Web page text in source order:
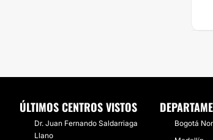
ÚLTIMOS CENTROS VISTOS
Dr. Juan Fernando Saldarriaga
Llano
Bogotá